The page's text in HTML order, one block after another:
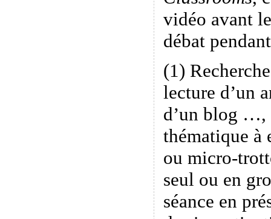
vidéo avant
débat
(1)
lecture d’un
d’un blog …,
thématique à
ou micro-
seul ou en
séance en